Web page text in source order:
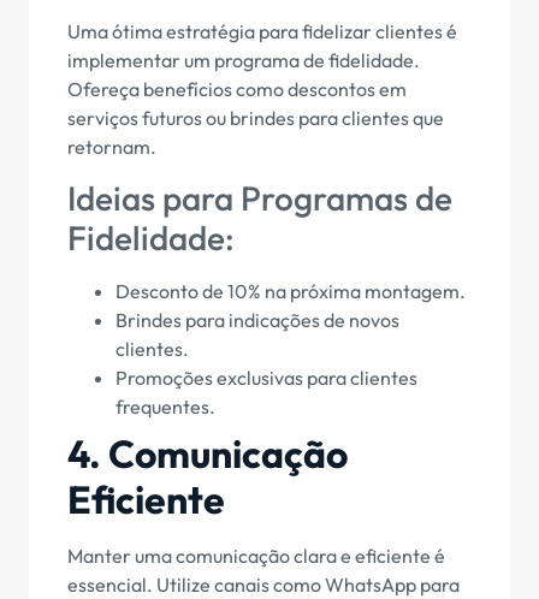
Uma ótima estratégia para fidelizar clientes é
implementar um programa de fidelidade.
Ofereça benefícios como descontos em
serviços futuros ou brindes para clientes que
retornam.
Ideias para Programas de
Fidelidade:
Desconto de 10% na próxima montagem.
Brindes para indicações de novos
clientes.
Promoções exclusivas para clientes
frequentes.
4. Comunicação
Eficiente
Manter uma comunicação clara e eficiente é
essencial. Utilize canais como WhatsApp para